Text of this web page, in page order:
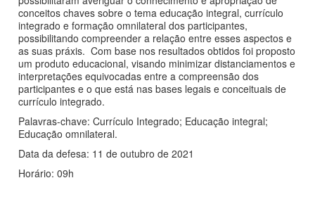
conceitos chaves sobre o tema educação integral, currículo
integrado e formação omnilateral dos participantes,
possibilitando compreender a relação entre esses aspectos e
as suas práxis. Com base nos resultados obtidos foi proposto
um produto educacional, visando minimizar distanciamentos e
interpretações equivocadas entre a compreensão dos
participantes e o que está nas bases legais e conceituais de
currículo integrado.
Palavras-chave: Currículo Integrado; Educação integral;
Educação omnilateral.
Data da defesa: 11 de outubro de 2021
Horário: 09h